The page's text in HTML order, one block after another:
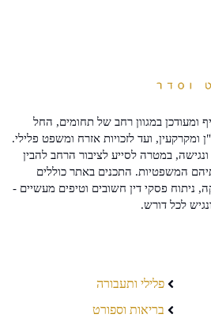
במגוון רחב של תחומים, החל
ומקרקעין, ועד לזכויות אזרח ומשפט פלילי.
במטרה לסייע לציבור הרחב להבין
המשפטיות. התכנים באתר כוללים
ניתוח פסקי דין חשובים וטיפים מעשיים -
לכל דורש.
פלילי ותעבורה
בריאות וספורט